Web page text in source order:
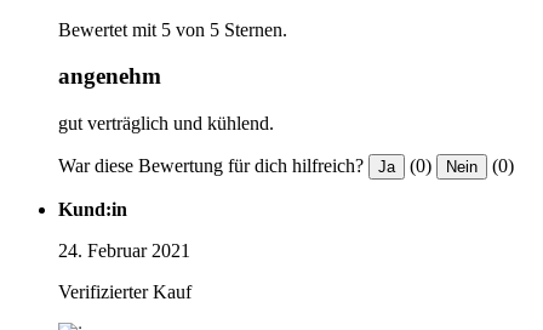
Bewertet mit 5 von 5 Sternen.
angenehm
gut verträglich und kühlend.
War diese Bewertung für dich hilfreich? Ja (0) Nein (0)
Kund:in
24. Februar 2021
Verifizierter Kauf